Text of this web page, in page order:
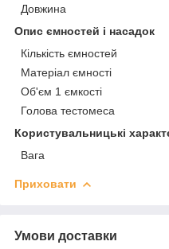
Довжина
Опис ємностей і насадок
Кількість ємностей
Матеріал ємності
Об'єм 1 ємкості
Голова тестомеса
Користувальницькі
Вага
Приховати
Умови доставки